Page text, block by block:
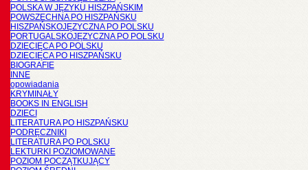
POLSKA W JĘZYKU HISZPAŃSKIM
POWSZECHNA PO HISZPAŃSKU
HISZPAŃSKOJĘZYCZNA PO POLSKU
PORTUGALSKOJĘZYCZNA PO POLSKU
DZIECIĘCA PO POLSKU
DZIECIĘCA PO HISZPAŃSKU
BIOGRAFIE
INNE
opowiadania
KRYMINAŁY
BOOKS IN ENGLISH
DZIECI
LITERATURA PO HISZPAŃSKU
PODRĘCZNIKI
LITERATURA PO POLSKU
LEKTURKI POZIOMOWANE
POZIOM POCZĄTKUJĄCY